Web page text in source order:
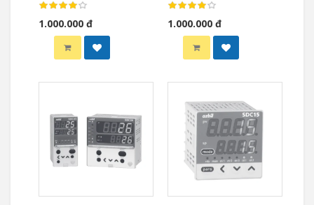
Instrumentation
Modules Controllers
1.000.000 đ
Controllers
1.000.000 đ